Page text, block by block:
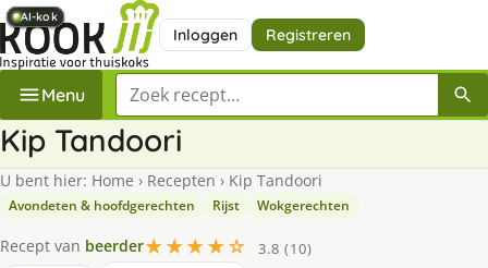
Inloggen Registreren
Menu Zoek een recept
Kip Tandoori
U bent hier: Home › Recepten › Kip Tandoori
Avondeten & hoofdgerechten Rijst Wokgerechten
Recept van beerder★★★★☆
3.8 (10)
AI-kok
AI-kok
AI-kok
AI-kok
AI-kok
AI-kok